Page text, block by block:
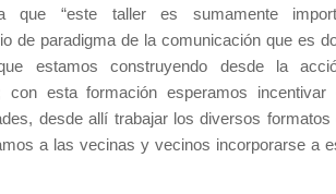
que “este taller es sumamente
de paradigma de la comunicación que es
estamos construyendo desde la
con esta formación esperamos incentivar
desde allí trabajar los diversos formatos
a las vecinas y vecinos incorporarse a